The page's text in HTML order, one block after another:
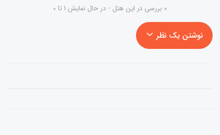
0 بررسی در این هتل - در حال نمایش 1 تا 0
نوشتن یک نظر